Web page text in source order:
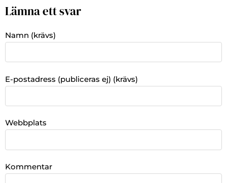
Lämna ett svar
Namn (krävs)
E-postadress (publiceras ej) (krävs)
Webbplats
Kommentar